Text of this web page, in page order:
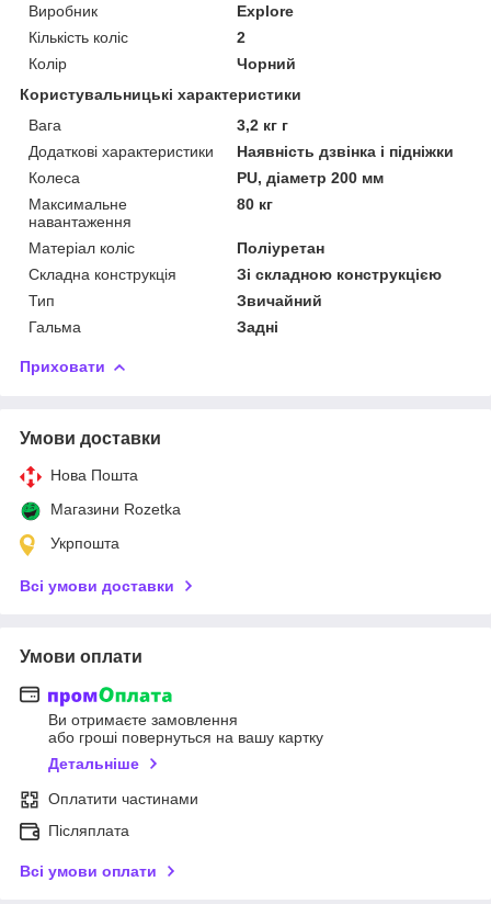
Виробник
Explore
Кількість коліс
2
Колір
Чорний
Користувальницькі характеристики
Вага
3,2 кг г
Додаткові характеристики
Наявність дзвінка і підніжки
Колеса
PU, діаметр 200 мм
Максимальне
навантаження
80 кг
Матеріал коліс
Поліуретан
Складна конструкція
Зі складною конструкцією
Тип
Звичайний
Гальма
Задні
Приховати
Умови доставки
Нова Пошта
Магазини Rozetka
Укрпошта
Всі умови доставки
Умови оплати
Ви отримаєте замовлення
або гроші повернуться на вашу картку
Детальніше
Оплатити частинами
Післяплата
Всі умови оплати